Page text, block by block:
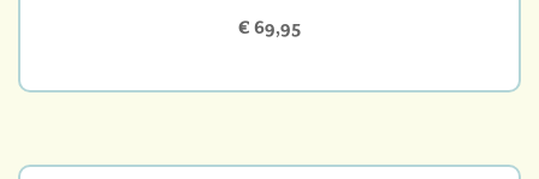
€ 69,95